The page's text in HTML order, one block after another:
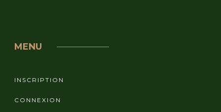
MENU
INSCRIPTION
CONNEXION